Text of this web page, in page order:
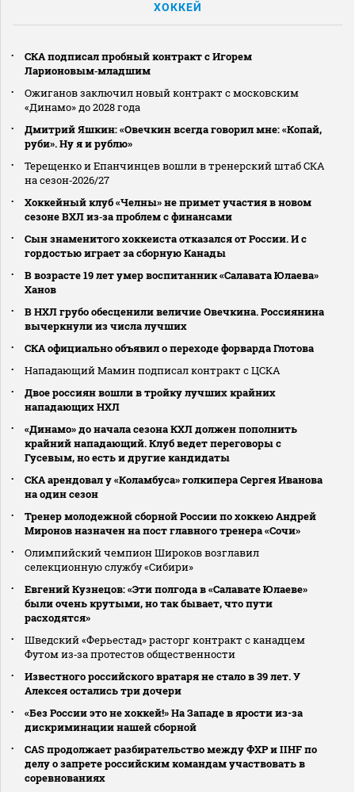
ХОККЕЙ
СКА подписал пробный контракт с Игорем
Ларионовым‑младшим
Ожиганов заключил новый контракт с московским
«Динамо» до 2028 года
Дмитрий Яшкин: «Овечкин всегда говорил мне: «Копай,
руби». Ну я и рублю»
Терещенко и Епанчинцев вошли в тренерский штаб СКА
на сезон‑2026/27
Хоккейный клуб «Челны» не примет участия в новом
сезоне ВХЛ из‑за проблем с финансами
Сын знаменитого хоккеиста отказался от России. И с
гордостью играет за сборную Канады
В возрасте 19 лет умер воспитанник «Салавата Юлаева»
Ханов
В НХЛ грубо обесценили величие Овечкина. Россиянина
вычеркнули из числа лучших
СКА официально объявил о переходе форварда Глотова
Нападающий Мамин подписал контракт с ЦСКА
Двое россиян вошли в тройку лучших крайних
нападающих НХЛ
«Динамо» до начала сезона КХЛ должен пополнить
крайний нападающий. Клуб ведет переговоры с
Гусевым, но есть и другие кандидаты
СКА арендовал у «Коламбуса» голкипера Сергея Иванова
на один сезон
Тренер молодежной сборной России по хоккею Андрей
Миронов назначен на пост главного тренера «Сочи»
Олимпийский чемпион Широков возглавил
селекционную службу «Сибири»
Евгений Кузнецов: «Эти полгода в «Салавате Юлаеве»
были очень крутыми, но так бывает, что пути
расходятся»
Шведский «Ферьестад» расторг контракт с канадцем
Футом из‑за протестов общественности
Известного российского вратаря не стало в 39 лет. У
Алексея остались три дочери
«Без России это не хоккей!» На Западе в ярости из-за
дискриминации нашей сборной
CAS продолжает разбирательство между ФХР и IIHF по
делу о запрете российским командам участвовать в
соревнованиях